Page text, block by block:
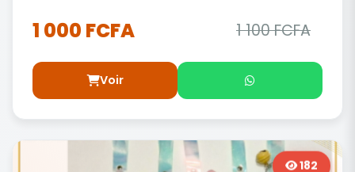
1 000 FCFA 1 100 FCFA
Voir
182